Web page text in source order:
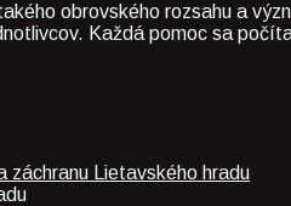
obrovského rozsahu a
Každá pomoc sa
záchranu Lietavského hradu